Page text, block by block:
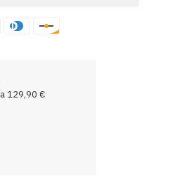
129,90 €